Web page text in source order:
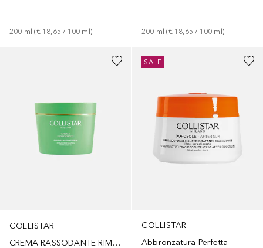
200 ml (€ 18,65 / 100 ml) 200 ml (€ 18,65 / 100 ml)
COLLISTAR
CREMA RASSODANTE RIMODELLANTE INTENSIVA
COLLISTAR
Abbronzatura Perfetta
SALE